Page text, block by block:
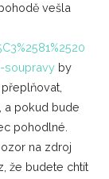
vešla
soupravy by
a pokud bude
pohodlné.
na zdroj
že budete chtít